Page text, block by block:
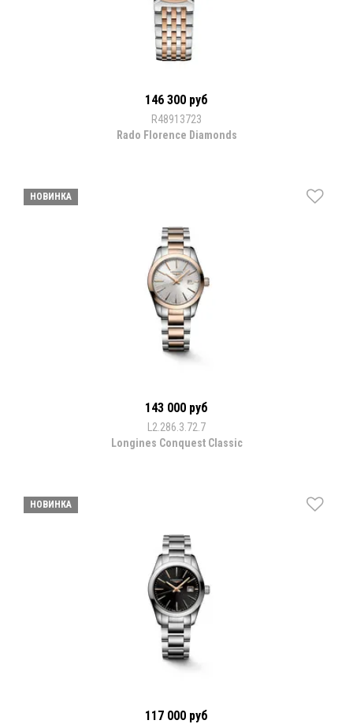
146 300 руб
R48913723
Rado Florence Diamonds
НОВИНКА
143 000 руб
L2.286.3.72.7
Longines Conquest Classic
НОВИНКА
117 000 руб